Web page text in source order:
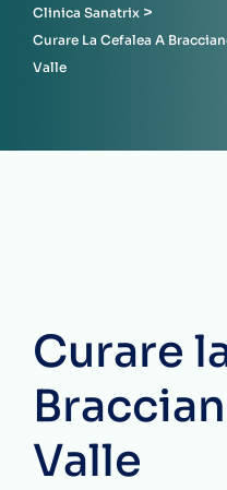
Clinica Sanatrix >
Curare La Cefalea A
Valle
Curare
Valle